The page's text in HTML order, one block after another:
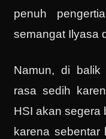
penuh
semangat Ilyasa
Namun, di balik
rasa sedih
HSI akan segera
karena sebentar